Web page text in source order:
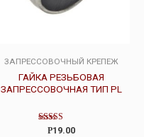
ЗАПРЕССОВОЧНЫЙ КРЕПЕЖ
ГАЙКА РЕЗЬБОВАЯ
ЗАПРЕССОВОЧНАЯ ТИП PL
Оценка
Р19.00